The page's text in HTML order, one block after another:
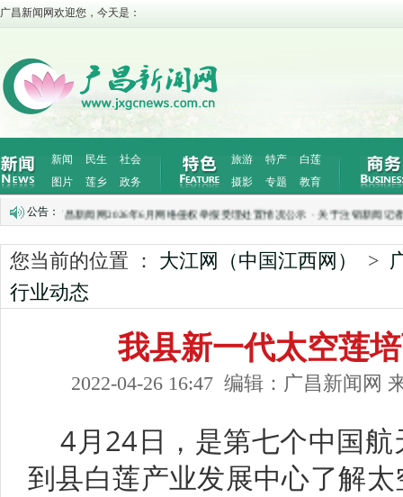
广昌新闻网欢迎您，今天是：
新闻 民生
社会
图片
莲乡 政务
旅游 特产
白莲
摄影
专题 教育
公告：
示· 广昌新闻网2026年6月网络侵权举报受理处置情况公示·关于注销新闻记者证的
您当前的位置 ： 大江网（中国江西网） >
行业动态
我县新一代太空莲
2022-04-26 16:47 编辑：广昌新闻网
4月24日，是第七个中国
到县白莲产业发展中心了解